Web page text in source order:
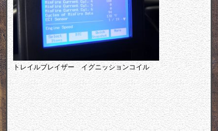
トレイルブレイザー イグニッションコイル